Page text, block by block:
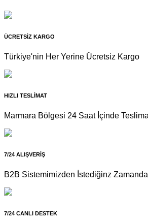
ÜCRETSİZ KARGO
Türkiye'nin Her Yerine Ücretsiz Kargo
HIZLI TESLİMAT
Marmara Bölgesi 24 Saat İçinde
7/24 ALIŞVERİŞ
B2B Sistemimizden İstediğinz
7/24 CANLI DESTEK